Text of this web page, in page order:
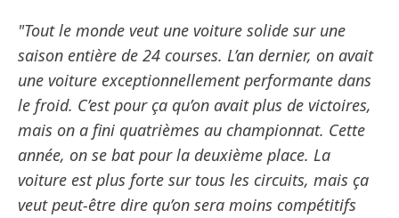
"Tout le monde veut une voiture solide sur une
saison entière de 24 courses. L’an dernier, on avait
une voiture exceptionnellement performante dans
le froid. C’est pour ça qu’on avait plus de victoires,
mais on a fini quatrièmes au championnat. Cette
année, on se bat pour la deuxième place. La
voiture est plus forte sur tous les circuits, mais ça
veut peut-être dire qu’on sera moins compétitifs